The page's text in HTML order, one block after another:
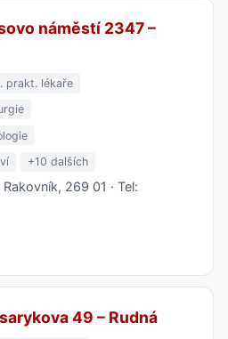
náměstí 2347 –
prakt. lékaře
+10 dalších
269 01 · Tel:
49 – Rudná